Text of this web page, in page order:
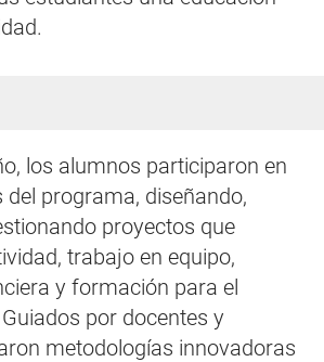
los alumnos participaron en
del programa, diseñando,
proyectos que
trabajo en equipo,
y formación para el
por docentes y
metodologías innovadoras